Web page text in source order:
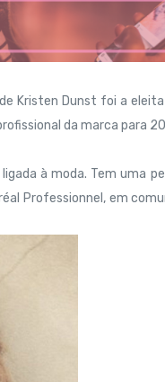
Kristen Dunst foi a
da marca para
à moda. Tem uma
Professionnel, em